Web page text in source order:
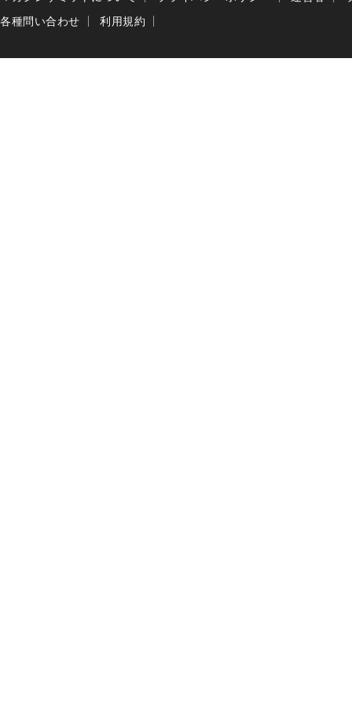
各種問い合わせ
利用規約